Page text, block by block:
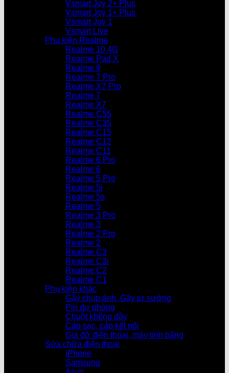
Vsmart Joy 2+ Plus
Vsmart Joy 1+ Plus
Vsmart Joy 1
Vsmart Live
Phụ kiện Realme
Realme 10 4G
Realme Pad X
Realme 9
Realme 7 Pro
Realme X7 Pro
Realme 7
Realme X7
Realme C55
Realme C35
Realme C15
Realme C12
Realme C11
Realme 6 Pro
Realme 6
Realme 5 Pro
Realme 5i
Realme 5s
Realme 5
Realme 3 Pro
Realme 3
Realme 2 Pro
Realme 2
Realme C3
Realme C3i
Realme C2
Realme C1
Phụ kiện khác
Gậy chụp ảnh, Gậy tự sướng
Pin dự phòng
Chuột không dây
Cáp sạc, cáp kết nối
Giá đỡ điện thoại, máy tính bảng
Sửa chữa điện thoại
iPhone
Samsung